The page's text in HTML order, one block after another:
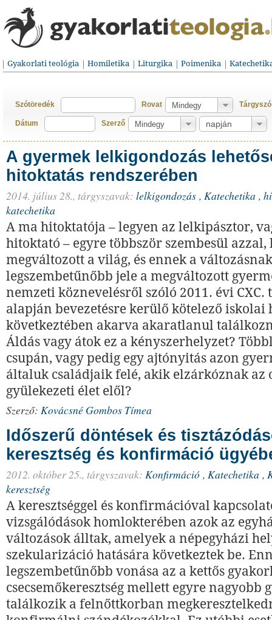
Gyakorlati teológia Homiletika Liturgika Poimenika
Szótöredék Rovat Tárgyszó
Dátum Szerző
A gyermek lelkigondozás
hitoktatás rendszerében
2014. július 28., tárgyszavak: lelkigondozás , Katechetika ,
katechetika
A ma hitoktatója – legyen az lelkipásztor,
hitoktató – egyre többször szembesül azzal,
megváltozott a világ, és ennek a
legszembetűnőbb jele a megváltozott
nemzeti köznevelésről szóló 2011. évi CXC.
alapján bevezetésre kerülő kötelező iskolai
következtében akarva akaratlanul
Áldás vagy átok ez a kényszerhelyzet?
csupán, vagy pedig egy ajtónyitás azon
általuk családjaik felé, akik elzárkóznak az
gyülekezeti élet elől?
Szerző: Kovácsné Gombos Tímea
Időszerű döntések és
keresztség és konfirmáció
2012. október 25., tárgyszavak: Konfirmáció , Katechetika ,
keresztség
A keresztséggel és konfirmációval
vizsgálódások homlokterében azok az
változások álltak, amelyek a népegyházi
szekularizáció hatására következtek be.
legszembetűnőbb vonása az a kettős
csecsemőkeresztség mellett egyre nagyobb
találkozik a felnőttkorban